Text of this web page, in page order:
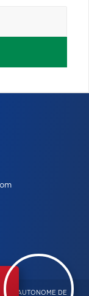
ET AUTONOME DE